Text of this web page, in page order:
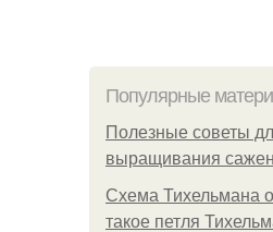
Популярные
Полезные советы
выращивания
Схема Тихельмана
такое петля